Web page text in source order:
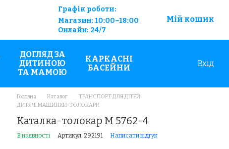
Графік роботи:
Магазин: 10:00–18:00
Онлайн: 24/7
Мій кошик
ДОГЛЯД ЗА
ДИТИНОЮ
ТА МАМОЮ
КАРКАСНІ
БАСЕЙНИ
Вхід
Головна Каталог
ТРАНСПОРТ ДЛЯ ДІТЕЙ
ДИТЯЧІ МАШИНКИ-ТОЛОКАРИ
Каталка-толокар M 5762-4
В наявності Артикул: 292191 Написати відгук